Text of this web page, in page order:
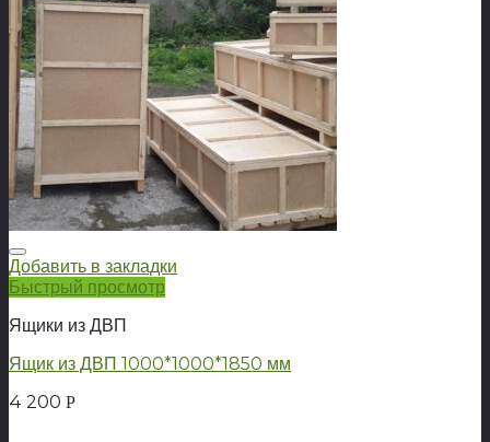
Добавить в закладки
Быстрый просмотр
Ящики из ДВП
Ящик из ДВП 1000*1000*1850 мм
4 200 Р